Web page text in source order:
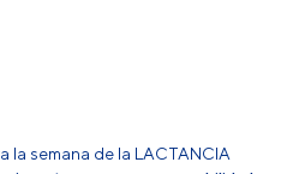
la semana de la LACTANCIA